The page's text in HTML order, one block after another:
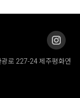
로 227-24 제주평화연